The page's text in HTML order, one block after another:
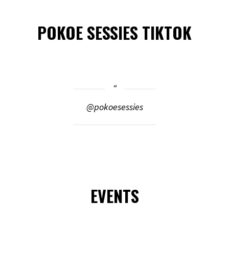
POKOE SESSIES TIKTOK
@pokoesessies
EVENTS